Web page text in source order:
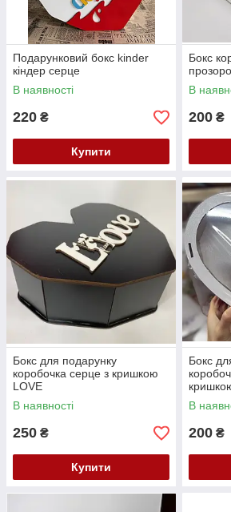
Подарунковий бокс kinder
кіндер серце
В наявності
220 ₴
Купити
Бокс
В
200 ₴
Бокс для подарунку
коробочка серце з кришкою
LOVE
В наявності
250 ₴
Купити
Бокс
В
200 ₴